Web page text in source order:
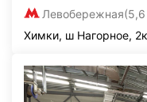
Левобережная
Химки, ш Нагорное,